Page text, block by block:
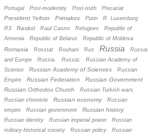
Portugal
Post-modernity Post-truth Precariat
President Yeltsin Primakov Putin
R. Luxemburg
R3
Raskol Raul Castro Refugees
Republic of
Armenia
Republic of Belarus Republic of Moldova
Romania Rosstat Rouhani Rus Russia
Russia
and Europe
Russia. Russia;
Russian Academy of
Science
Russian Academy of Sciences
Russian
Empire
Russian Federation
Russian Government
Russian Orthodox Church
Russian Turkish wars
Russian chronicle
Russian economy
Russian
empire
Russian government Russian history
Russian identity Russian imperial power
Russian
military-historical society
Russian policy Russian